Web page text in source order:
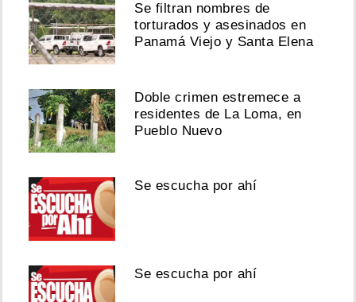
Se filtran nombres de
torturados y asesinados en
Panamá Viejo y Santa Elena
Doble crimen estremece a
residentes de La Loma, en
Pueblo Nuevo
Se escucha por ahí
Se escucha por ahí